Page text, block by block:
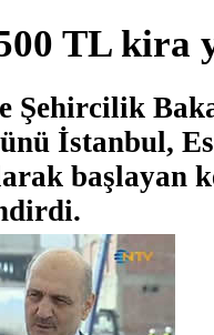
TL kira
Şehircilik
İstanbul,
başlayan